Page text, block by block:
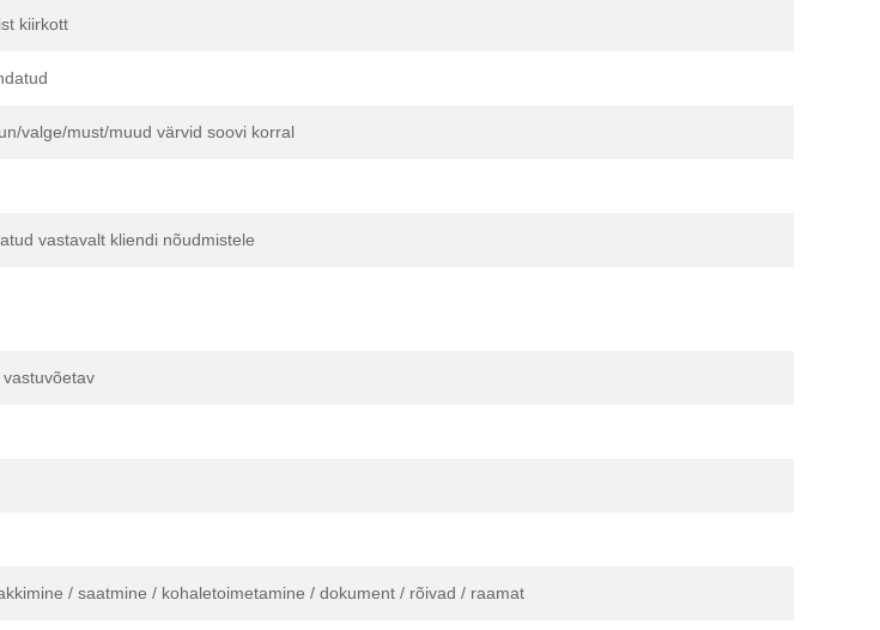
kiirkott
valge/must/muud värvid soovi korral
vastavalt kliendi nõudmistele
/ saatmine / kohaletoimetamine / dokument / rõivad / raamat